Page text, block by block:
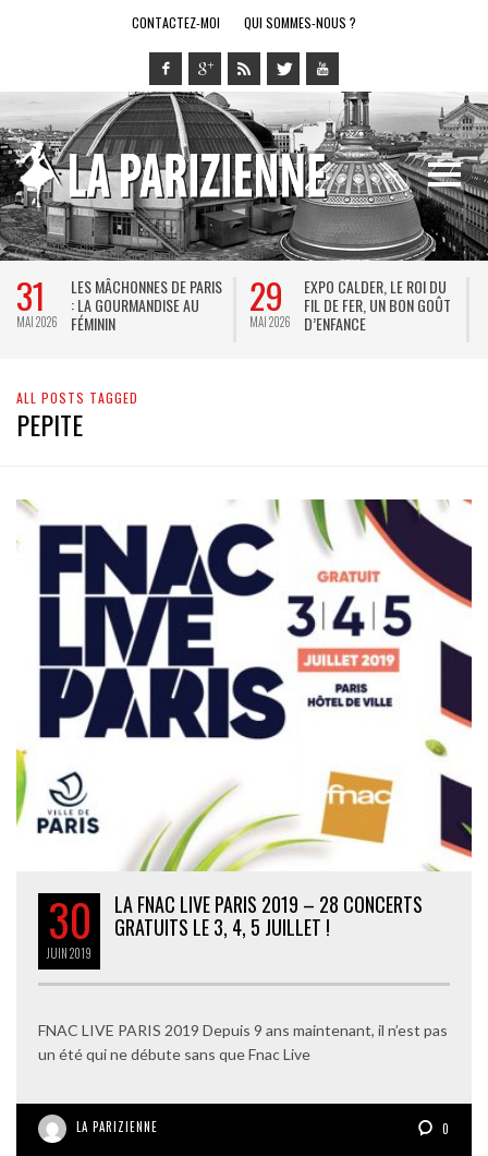
CONTACTEZ-MOI QUI SOMMES-NOUS ?
31
MAI 2026
LES MÂCHONNES DE PARIS
: LA GOURMANDISE AU
FÉMININ
29
MAI 2026
EXPO CALDER, LE ROI DU
FIL DE FER, UN BON GOÛT
D’ENFANCE
ALL POSTS TAGGED
PEPITE
30
JUIN2019
LA FNAC LIVE PARIS 2019 – 28 CONCERTS
GRATUITS LE 3, 4, 5 JUILLET !
FNAC LIVE PARIS 2019 Depuis 9 ans maintenant, il n’est pas
un été qui ne débute sans que Fnac Live
LA PARIZIENNE 0